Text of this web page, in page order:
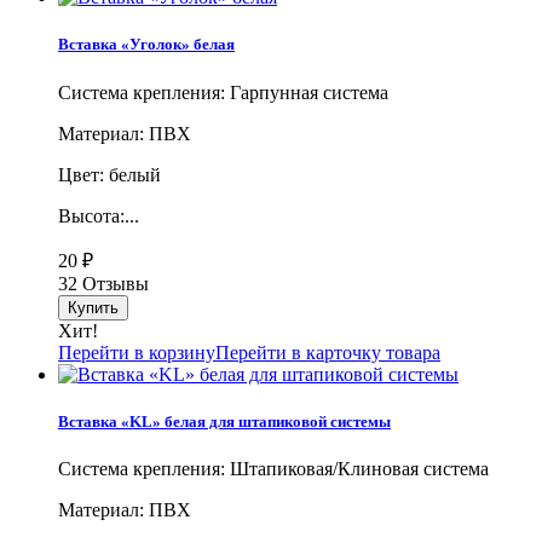
Вставка «Уголок» белая
Система крепления: Гарпунная система
Материал: ПВХ
Цвет: белый
Высота:...
20 ₽
32 Отзывы
Хит!
Перейти в корзинуПерейти в карточку товара
Вставка «KL» белая для штапиковой системы
Система крепления: Штапиковая/Клиновая система
Материал: ПВХ